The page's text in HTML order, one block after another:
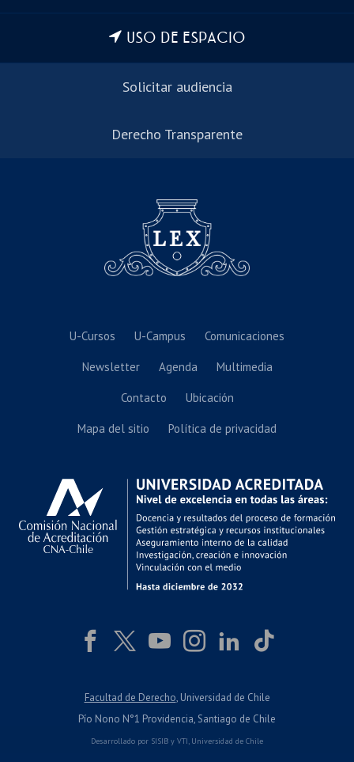
USO DE ESPACIO
Solicitar audiencia
Derecho Transparente
U-Cursos U-Campus Comunicaciones
Newsletter Agenda Multimedia
Contacto Ubicación
Mapa del sitio Política de privacidad
Facultad de Derecho, Universidad de Chile
Pío Nono N°1 Providencia, Santiago de Chile
Desarrollado por SISIB y VTI, Universidad de Chile